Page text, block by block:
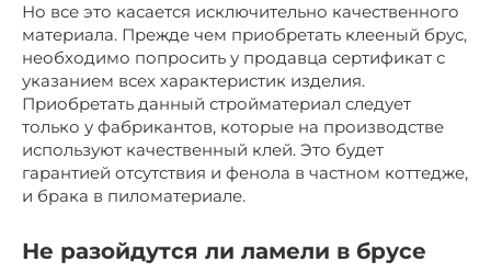
Но все это касается исключительно качественного
материала. Прежде чем приобретать клееный брус,
необходимо попросить у продавца сертификат с
указанием всех характеристик изделия.
Приобретать данный стройматериал следует
только у фабрикантов, которые на производстве
используют качественный клей. Это будет
гарантией отсутствия и фенола в частном коттедже,
и брака в пиломатериале.
Не разойдутся ли ламели в брусе